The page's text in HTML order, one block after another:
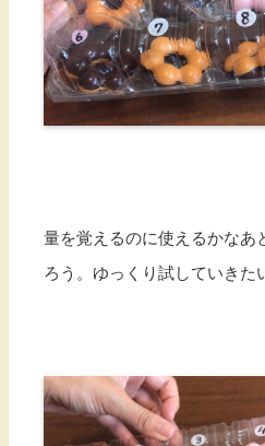
量を覚えるのに使えるかなあ
ろう。ゆっくり試していきた